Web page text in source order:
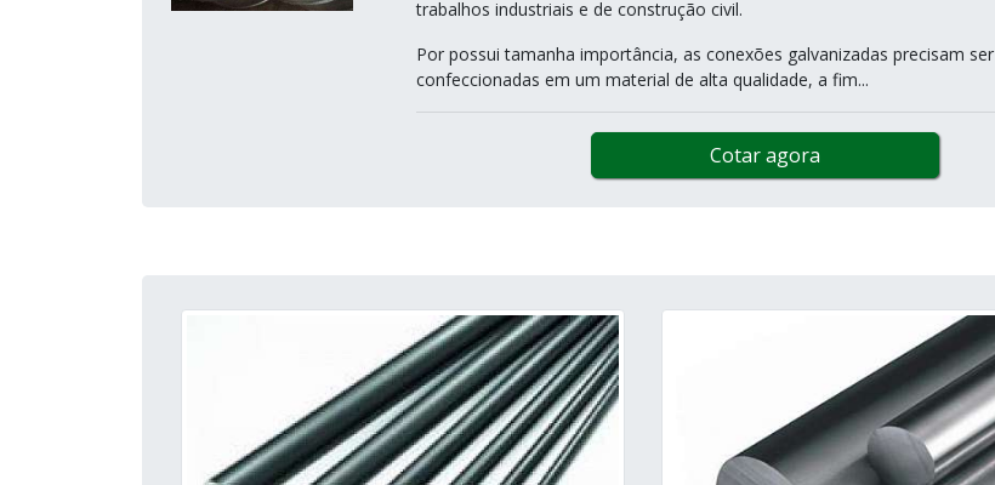
trabalhos industriais e de construção civil.
Por possui tamanha importância, as conexões galvanizadas precisam ser
confeccionadas em um material de alta qualidade, a fim...
Cotar agora